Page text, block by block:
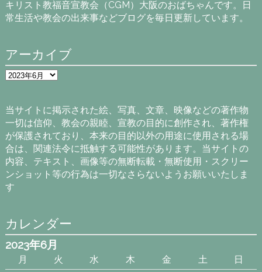
キリスト教福音宣教会（CGM）大阪のおばちゃんです。日
常生活や教会の出来事などブログを毎日更新しています。
アーカイブ
ア
ー
ブ
当サイトに掲示された絵、写真、文章、映像などの著作物
一切は信仰、教会の親睦、宣教の目的に創作され、著作権
が保護されており、本来の目的以外の用途に使用される場
合は、関連法令に抵触する可能性があります。当サイトの
内容、テキスト、画像等の無断転載・無断使用・スクリー
ンショット等の行為は一切なさらないようお願いいたしま
す
カレンダー
2023年6月
月 火 水 木 金 土
日